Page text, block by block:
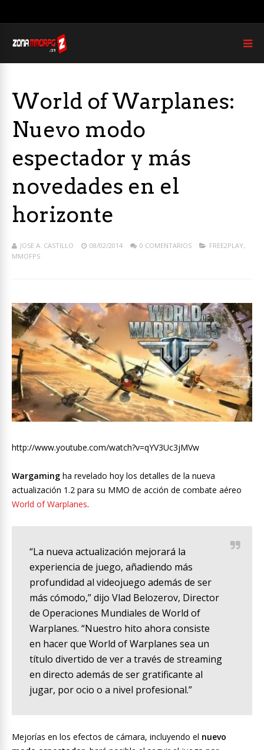
World of Warplanes:
Nuevo modo
espectador y más
novedades en el
horizonte
JOSE A. CASTILLO 08/02/2014 0 COMENTARIOS FREE2PLAY,
MMOFPS
http://www.youtube.com/watch?v=qYV3Uc3jMVw
Wargaming ha revelado hoy los detalles de la nueva
actualización 1.2 para su MMO de acción de combate aéreo
World of Warplanes.
“La nueva actualización mejorará la
experiencia de juego, añadiendo más
profundidad al videojuego además de ser
más cómodo,” dijo Vlad Belozerov, Director
de Operaciones Mundiales de World of
Warplanes. “Nuestro hito ahora consiste
en hacer que World of Warplanes sea un
título divertido de ver a través de streaming
en directo además de ser gratificante al
jugar, por ocio o a nivel profesional.”
Mejorías en los efectos de cámara, incluyendo el nuevo